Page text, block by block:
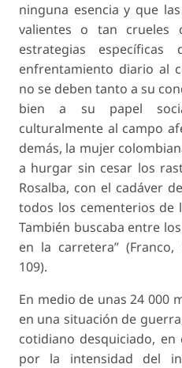
ninguna esencia y que
valientes o tan crueles
estrategias
enfrentamiento diario al
no se deben tanto a su
bien a su papel
culturalmente al campo
demás, la mujer
a hurgar sin cesar los
Rosalba, con el cadáver
todos los cementerios de
También buscaba entre
en la carretera”
109).
En medio de unas 24 000
en una situación de
cotidiano desquiciado,
por la intensidad del